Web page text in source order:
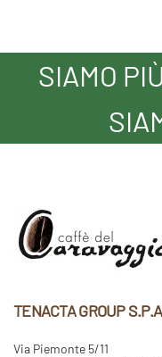
SIAMO
TENACTA GROUP
Via Piemonte 5/11